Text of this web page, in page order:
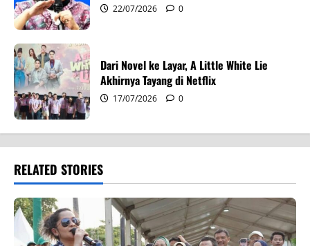
22/07/2026 0
Dari Novel ke Layar, A Little White Lie
Akhirnya Tayang di Netflix
17/07/2026 0
RELATED STORIES